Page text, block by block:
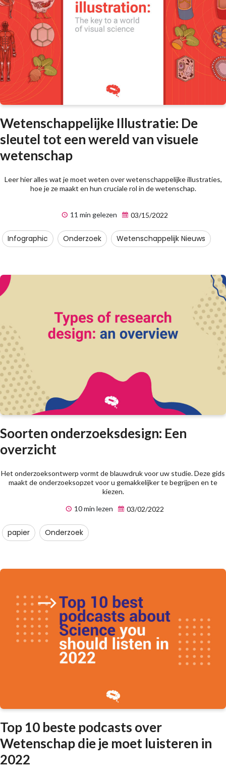
Wetenschappelijke Illustratie: De
sleutel tot een wereld van visuele
wetenschap
Leer hier alles wat je moet weten over wetenschappelijke illustraties,
hoe je ze maakt en hun cruciale rol in de wetenschap.
11 min gelezen 03/15/2022
Infographic Onderzoek Wetenschappelijk Nieuws
Soorten onderzoeksdesign: Een
overzicht
Het onderzoeksontwerp vormt de blauwdruk voor uw studie. Deze gids
maakt de onderzoeksopzet voor u gemakkelijker te begrijpen en te
kiezen.
10 min lezen
03/02/2022
papier Onderzoek
Top 10 beste podcasts over
Wetenschap die je moet luisteren in
2022